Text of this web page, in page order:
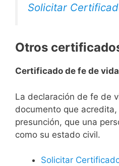
Solicitar
Otros
Certificado de fe de
La declaración de fe de
documento que
presunción, que una
como su estado civil.
Solicitar